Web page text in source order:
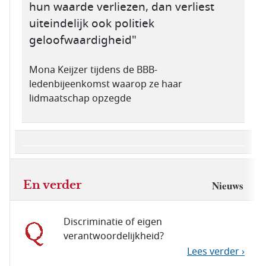
hun waarde verliezen, dan verliest
uiteindelijk ook politiek
geloofwaardigheid"
Mona Keijzer tijdens de BBB-
ledenbijeenkomst waarop ze haar
lidmaatschap opzegde
En verder Nieuws
Discriminatie of eigen
verantwoordelijkheid?
Lees verder ›